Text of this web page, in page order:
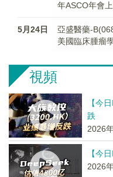
年ASCO年會
5月24日
亞盛醫藥-
美國臨床腫瘤
視頻
【今
跌
2026
【今
2026